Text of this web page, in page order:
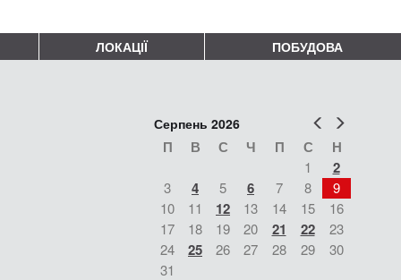
ЛОКАЦІЇ ПОБУДОВА
Попер
Серпень 2026
П В С Ч П С Н
1 2
3 4 5 6 7 8
9
10
11 12 13 14 15
16
17
18 19 20 21 22
23
24
25 26 27 28 29
30
31